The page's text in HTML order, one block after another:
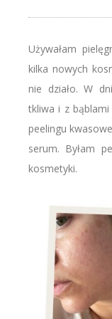
Używałam
kilka nowych
nie działo. W
tkliwa i z bąblami
peelingu
serum. Byłam
kosmetyki.